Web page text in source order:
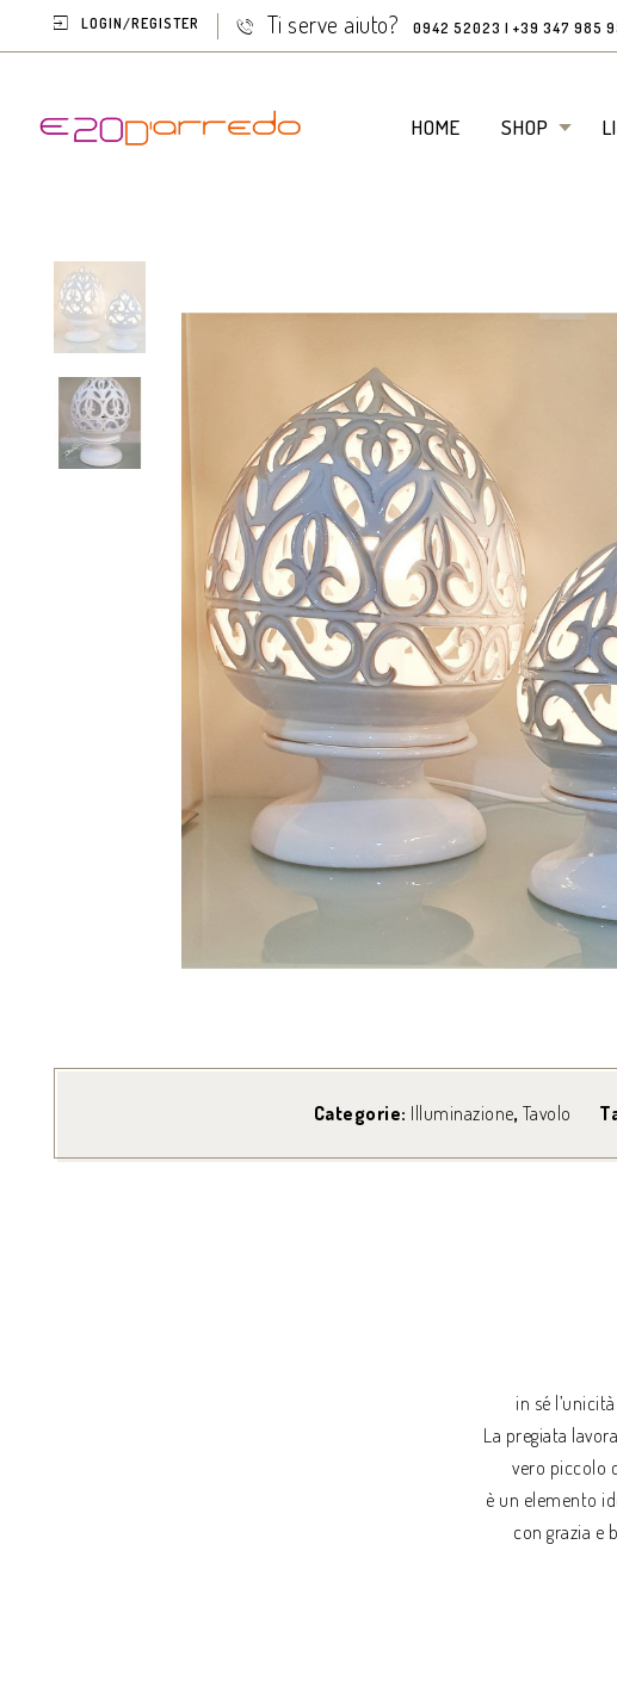
LOGIN/REGISTER Ti serve aiuto? 0942 52023 | +39 347 985
HOME SHOP
Categorie: Illuminazione, Tavolo
in sé
La pregiata
vero piccolo
è un elemento
con grazia e